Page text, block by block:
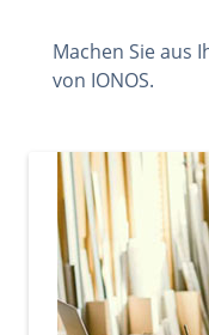
Machen Sie aus
von IONOS.